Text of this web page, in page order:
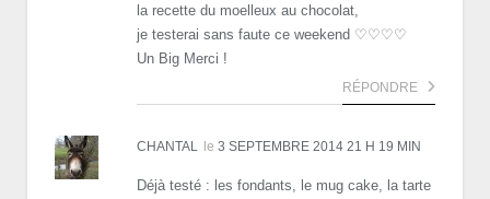
la recette du moelleux au chocolat,
je testerai sans faute ce weekend ♡♡♡♡
Un Big Merci !
RÉPONDRE
CHANTAL le 3 SEPTEMBRE 2014 21 H 19 MIN
Déjà testé : les fondants, le mug cake, la tarte